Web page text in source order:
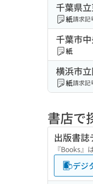
千葉県
紙請求記
千葉市
紙
横浜市
紙請求記
書店で
出版書誌
『Books』
デジ